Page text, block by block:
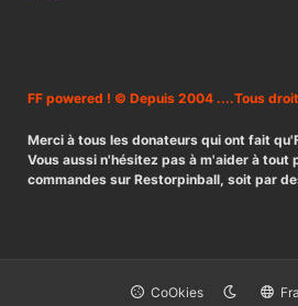
FF powered ! © Depuis 2004 ....Tous
Merci à tous les donateurs qui ont fait
Vous aussi n'hésitez pas à m'aider à tout
commandes sur Restorpinball, soit par
CoOkies